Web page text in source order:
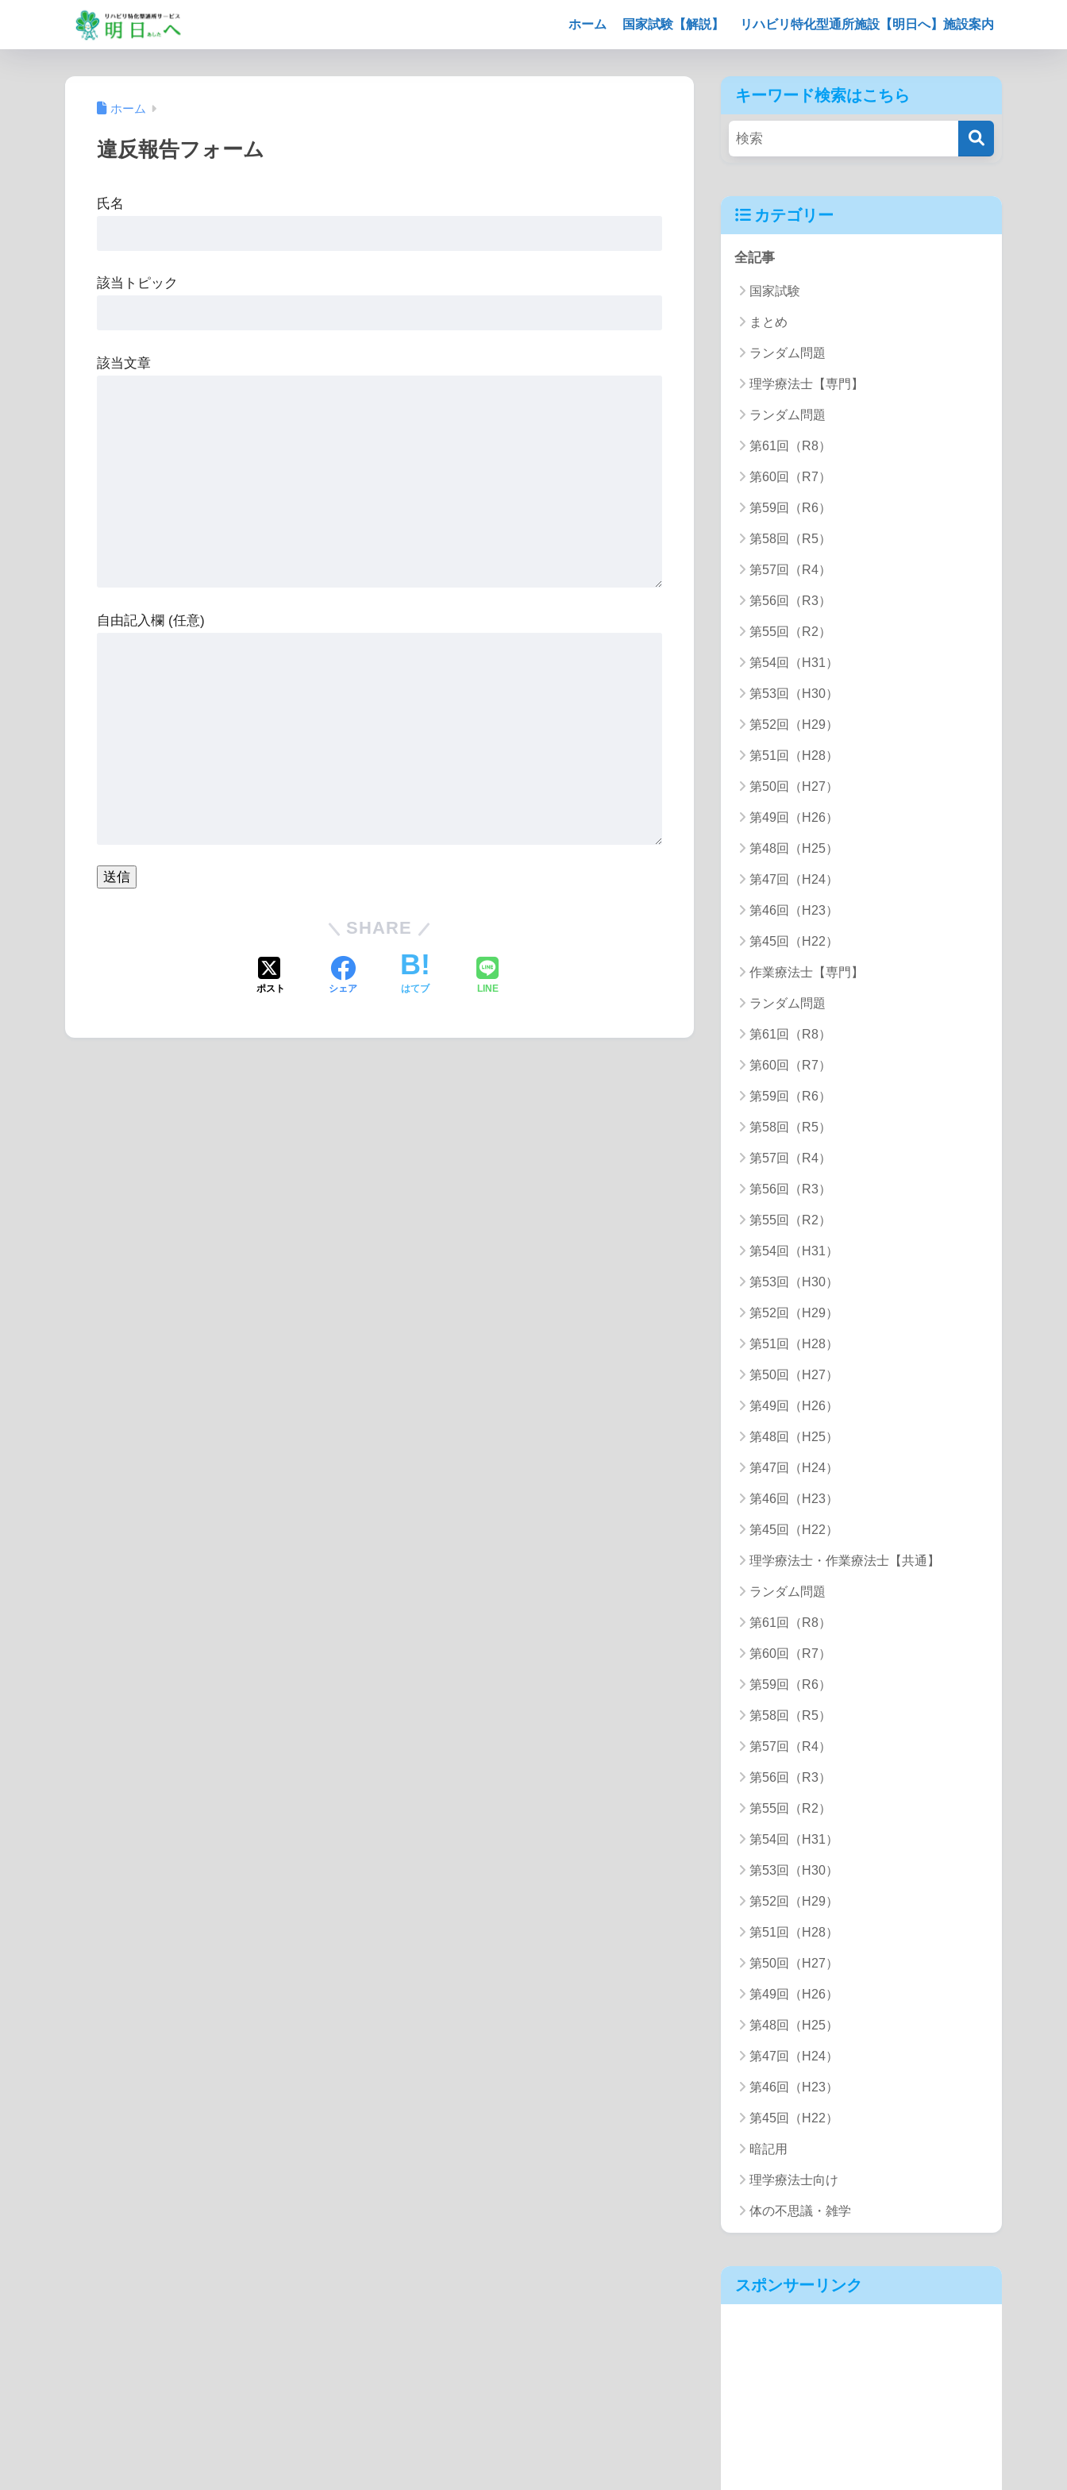
ホーム 国家試験【解説】 リハビリ特化型通所施設【明日へ】施設案内
ホーム
違反報告フォーム
氏名
該当トピック
該当文章
自由記入欄 (任意)
SHARE
ポスト シェア はてブ LINE
キーワード検索はこちら
カテゴリー
全記事
国家試験
まとめ
ランダム問題
理学療法士【専門】
ランダム問題
第61回（R8）
第60回（R7）
第59回（R6）
第58回（R5）
第57回（R4）
第56回（R3）
第55回（R2）
第54回（H31）
第53回（H30）
第52回（H29）
第51回（H28）
第50回（H27）
第49回（H26）
第48回（H25）
第47回（H24）
第46回（H23）
第45回（H22）
作業療法士【専門】
ランダム問題
第61回（R8）
第60回（R7）
第59回（R6）
第58回（R5）
第57回（R4）
第56回（R3）
第55回（R2）
第54回（H31）
第53回（H30）
第52回（H29）
第51回（H28）
第50回（H27）
第49回（H26）
第48回（H25）
第47回（H24）
第46回（H23）
第45回（H22）
理学療法士・作業療法士【共通】
ランダム問題
第61回（R8）
第60回（R7）
第59回（R6）
第58回（R5）
第57回（R4）
第56回（R3）
第55回（R2）
第54回（H31）
第53回（H30）
第52回（H29）
第51回（H28）
第50回（H27）
第49回（H26）
第48回（H25）
第47回（H24）
第46回（H23）
第45回（H22）
暗記用
理学療法士向け
体の不思議・雑学
スポンサーリンク